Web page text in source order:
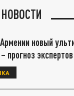
новый
прогноз экспертов